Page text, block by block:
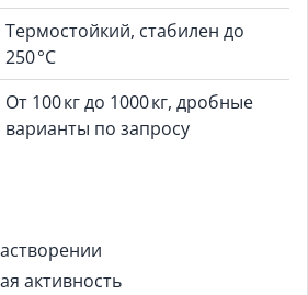
Термостойкий, стабилен до
250 °C
От 100 кг до 1000 кг, дробные
варианты по запросу
активность